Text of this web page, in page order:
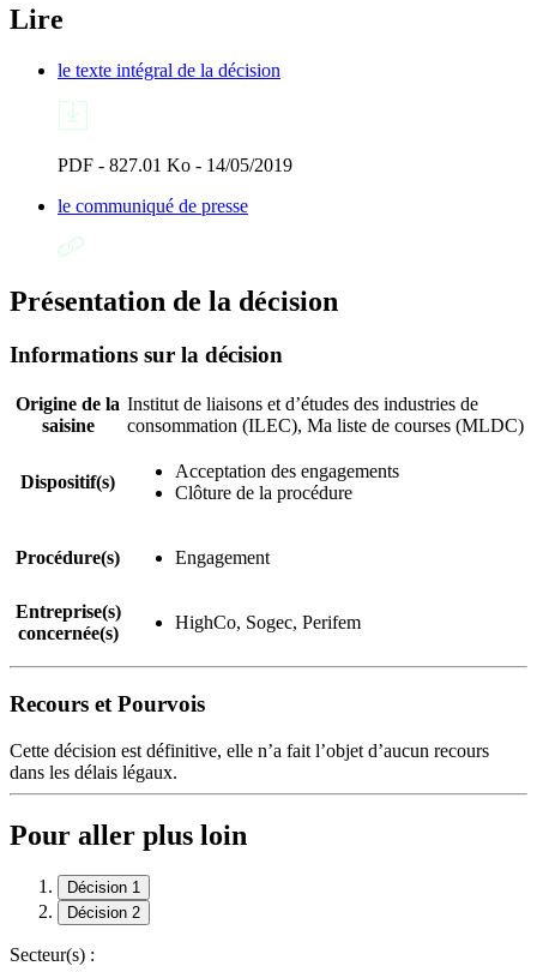
Lire
le texte intégral de la décision
PDF - 827.01 Ko - 14/05/2019
le communiqué de presse
Présentation de la décision
Informations sur la décision
Origine de la
saisine
Institut de liaisons et d’études des industries de
consommation (ILEC), Ma liste de courses (MLDC)
Dispositif(s)
Acceptation des engagements
Clôture de la procédure
Procédure(s) Engagement
Entreprise(s)
concernée(s)
HighCo, Sogec, Perifem
Recours et Pourvois
Cette décision est définitive, elle n’a fait l’objet d’aucun recours
dans les délais légaux.
Pour aller plus loin
Décision 1
Décision 2
Secteur(s) :